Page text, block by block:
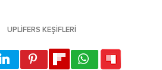
UPLIFERS KEŞIFLERI